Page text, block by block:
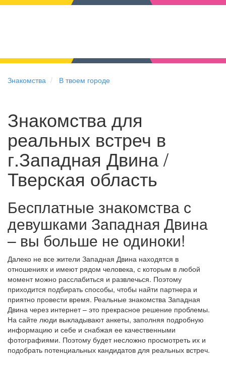
Знакомства В твоем городе
Знакомства для
реальных встреч в
г.Западная Двина /
Тверская область
Бесплатные знакомства с
девушками Западная Двина
– вы больше не одиноки!
Далеко не все жители Западная Двина находятся в
отношениях и имеют рядом человека, с которым в любой
момент можно расслабиться и развлечься. Поэтому
приходится подбирать способы, чтобы найти партнера и
приятно провести время. Реальные знакомства Западная
Двина через интернет – это прекрасное решение проблемы.
На сайте люди выкладывают анкеты, заполняя подробную
информацию и себе и снабжая ее качественными
фотографиями. Поэтому будет несложно просмотреть их и
подобрать потенциальных кандидатов для реальных встреч.